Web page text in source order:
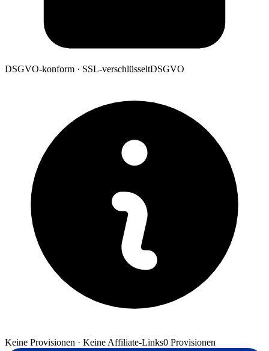
DSGVO-konform · SSL-verschlüsseltDSGVO
Keine Provisionen · Keine Affiliate-Links0 Provisionen